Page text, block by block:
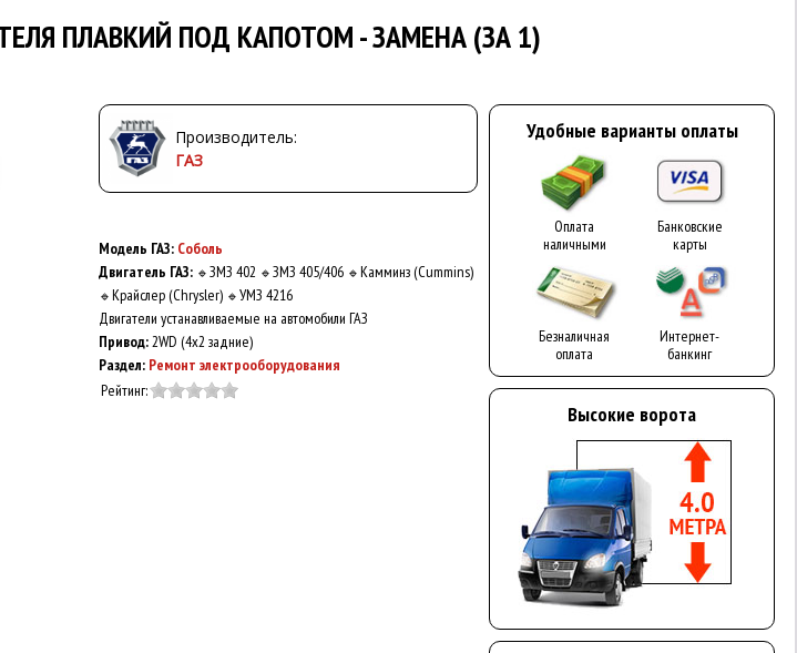
ПЛАВКИЙ ПОД КАПОТОМ - ЗАМЕНА (ЗА 1)
Производитель:
ГАЗ
Модель ГАЗ: Соболь
Двигатель ГАЗ: 🔹 ЗМЗ 402 🔹 ЗМЗ 405/406 🔹 Камминз (Cummins)
🔹 Крайслер (Chrysler) 🔹 УМЗ 4216
Двигатели устанавливаемые на автомобили ГАЗ
Привод:2WD (4x2 задние)
Раздел: Ремонт электрооборудования
Рейтинг:
Удобные варианты оплаты
Оплата
наличными
Банковские
карты
Безналичная
оплата
Интернет-
банкинг
Высокие ворота